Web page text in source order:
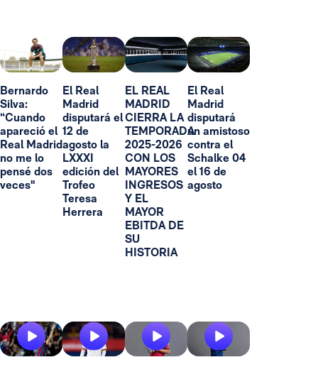
Bernardo
Silva:
“Cuando
apareció el
Real Madrid
no me lo
pensé dos
veces"
El Real
Madrid
disputará el
12 de
agosto la
LXXXI
edición del
Trofeo
Teresa
Herrera
EL REAL
MADRID
CIERRA LA
TEMPORADA
2025-2026
CON LOS
MAYORES
INGRESOS
Y EL
MAYOR
EBITDA DE
SU
HISTORIA
El Real
Madrid
disputará
un amistoso
contra el
Schalke 04
el 16 de
agosto